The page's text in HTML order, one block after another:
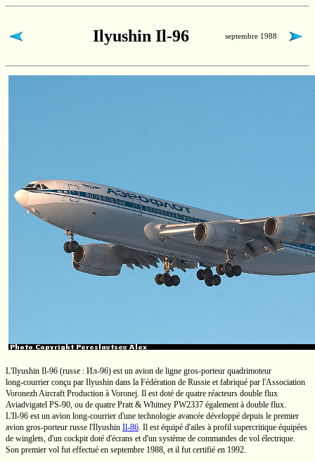
Ilyushin Il-96 septembre 1988
L'Ilyushin Il-96 (russe : Ил-96) est un avion de ligne gros-porteur quadrimoteur
long-courrier conçu par Ilyushin dans la Fédération de Russie et fabriqué par l'Association
Voronezh Aircraft Production à Voronej. Il est doté de quatre réacteurs double flux
Aviadvigatel PS-90, ou de quatre Pratt & Whitney PW2337 également à double flux.
L'Il-96 est un avion long-courrier d'une technologie avancée développé depuis le premier
avion gros-porteur russe l'Ilyushin Il-86. Il est équipé d'ailes à profil supercritique équipées
de winglets, d'un cockpit doté d'écrans et d'un système de commandes de vol électrique.
Son premier vol fut effectué en septembre 1988, et il fut certifié en 1992.